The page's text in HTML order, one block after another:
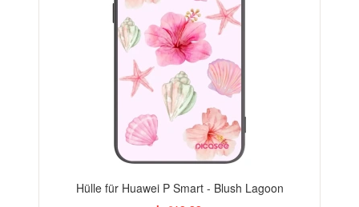
Hülle für Huawei P Smart - Blush Lagoon